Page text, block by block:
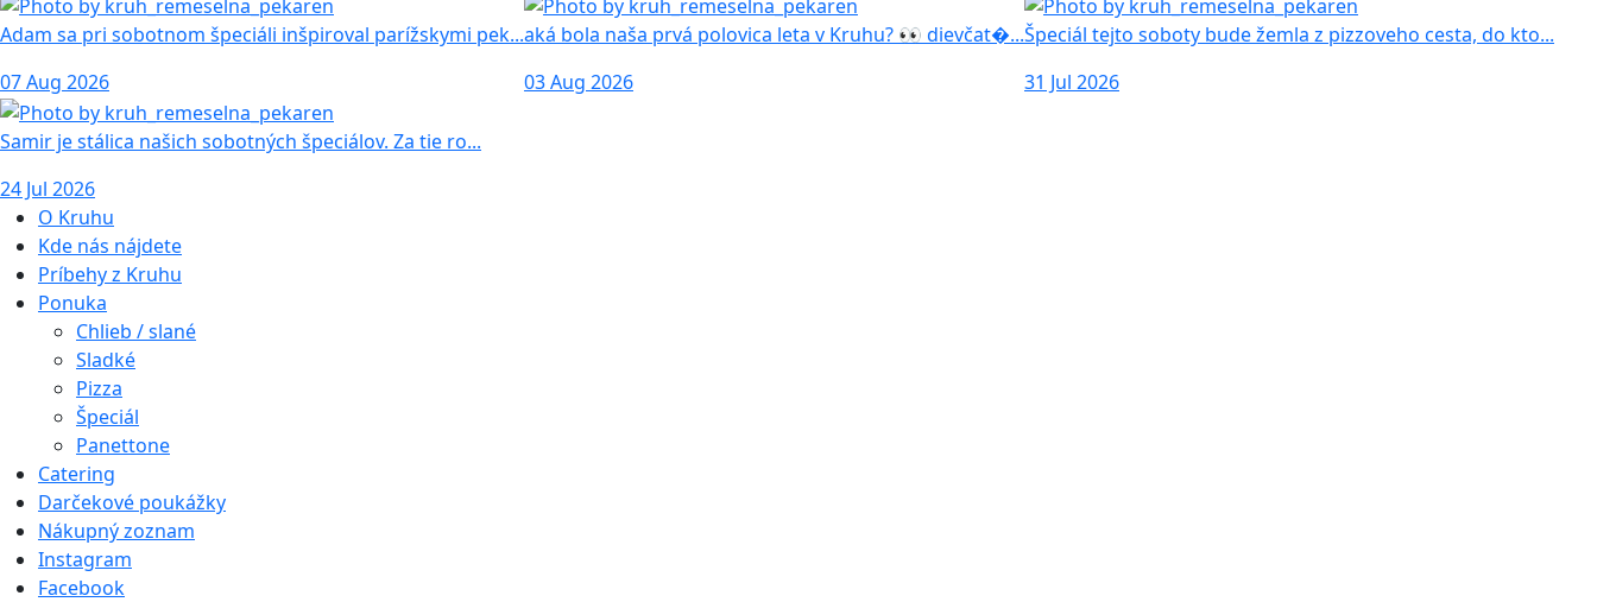
Adam sa pri sobotnom špeciáli inšpiroval parížskymi pek...
07 Aug 2026
aká bola naša prvá polovica leta v Kruhu? 👀 dievčat�...
03 Aug 2026
Špeciál tejto soboty bude žemla z pizzoveho cesta, do kto...
31 Jul 2026
Samir je stálica našich sobotných špeciálov. Za tie ro...
24 Jul 2026
O Kruhu
Kde nás nájdete
Príbehy z Kruhu
Ponuka
Chlieb / slané
Sladké
Pizza
Špeciál
Panettone
Catering
Darčekové poukážky
Nákupný zoznam
Instagram
Facebook